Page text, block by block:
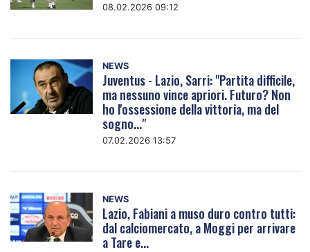
08.02.2026 09:12
NEWS
Juventus - Lazio, Sarri: "Partita difficile,
ma nessuno vince apriori. Futuro? Non
ho l'ossessione della vittoria, ma del
sogno..."
07.02.2026 13:57
NEWS
Lazio, Fabiani a muso duro contro tutti:
dal calciomercato, a Moggi per arrivare
a Tare e...